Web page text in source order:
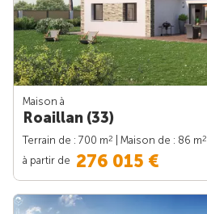
Maison à
Roaillan (33)
Terrain de : 700 m2 | Maison de : 86 m2
à partir de 276 015 €